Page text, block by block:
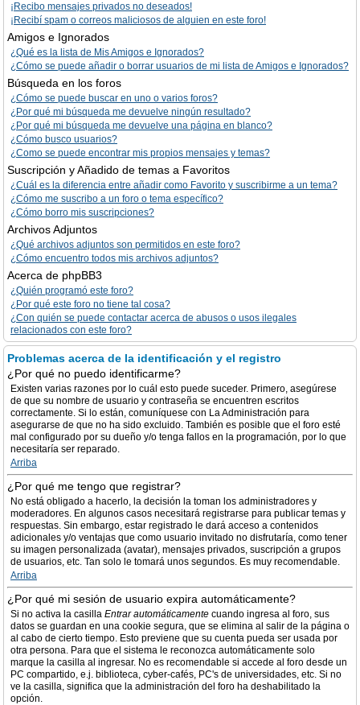
¡Recibo mensajes privados no deseados!
¡Recibí spam o correos maliciosos de alguien en este foro!
Amigos e Ignorados
¿Qué es la lista de Mis Amigos e Ignorados?
¿Cómo se puede añadir o borrar usuarios de mi lista de Amigos e Ignorados?
Búsqueda en los foros
¿Cómo se puede buscar en uno o varios foros?
¿Por qué mi búsqueda me devuelve ningún resultado?
¿Por qué mi búsqueda me devuelve una página en blanco?
¿Cómo busco usuarios?
¿Como se puede encontrar mis propios mensajes y temas?
Suscripción y Añadido de temas a Favoritos
¿Cuál es la diferencia entre añadir como Favorito y suscribirme a un tema?
¿Cómo me suscribo a un foro o tema específico?
¿Cómo borro mis suscripciones?
Archivos Adjuntos
¿Qué archivos adjuntos son permitidos en este foro?
¿Cómo encuentro todos mis archivos adjuntos?
Acerca de phpBB3
¿Quién programó este foro?
¿Por qué este foro no tiene tal cosa?
¿Con quién se puede contactar acerca de abusos o usos ilegales
relacionados con este foro?
Problemas acerca de la identificación y el registro
¿Por qué no puedo identificarme?
Existen varias razones por lo cuál esto puede suceder. Primero, asegúrese
de que su nombre de usuario y contraseña se encuentren escritos
correctamente. Si lo están, comuníquese con La Administración para
asegurarse de que no ha sido excluido. También es posible que el foro esté
mal configurado por su dueño y/o tenga fallos en la programación, por lo que
necesitaría ser reparado.
Arriba
¿Por qué me tengo que registrar?
No está obligado a hacerlo, la decisión la toman los administradores y
moderadores. En algunos casos necesitará registrarse para publicar temas y
respuestas. Sin embargo, estar registrado le dará acceso a contenidos
adicionales y/o ventajas que como usuario invitado no disfrutaría, como tener
su imagen personalizada (avatar), mensajes privados, suscripción a grupos
de usuarios, etc. Tan solo le tomará unos segundos. Es muy recomendable.
Arriba
¿Por qué mi sesión de usuario expira automáticamente?
Si no activa la casilla Entrar automáticamente cuando ingresa al foro, sus
datos se guardan en una cookie segura, que se elimina al salir de la página o
al cabo de cierto tiempo. Esto previene que su cuenta pueda ser usada por
otra persona. Para que el sistema le reconozca automáticamente solo
marque la casilla al ingresar. No es recomendable si accede al foro desde un
PC compartido, e.j. biblioteca, cyber-cafés, PC's de universidades, etc. Si no
ve la casilla, significa que la administración del foro ha deshabilitado la
opción.